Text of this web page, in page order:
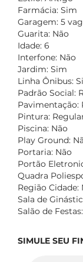
Farmácia: Sim
Garagem: 5
Guarita: Não
Idade: 6
Interfone: Não
Jardim: Sim
Linha Ônibus:
Padrão Social:
Pavimentação:
Pintura:
Piscina: Não
Play Ground:
Portaria: Não
Portão
Quadra
Região Cidade:
Sala de
Salão de
SIMULE SEU